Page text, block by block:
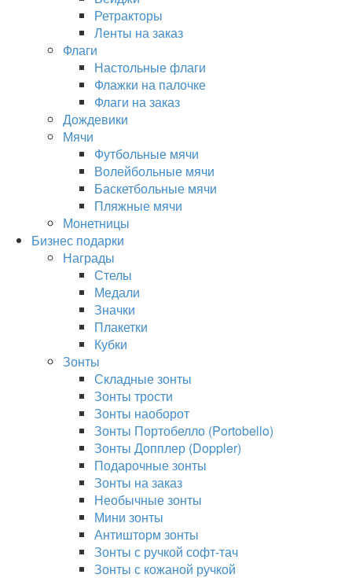
Ретракторы
Ленты на заказ
Флаги
Настольные флаги
Флажки на палочке
Флаги на заказ
Дождевики
Мячи
Футбольные мячи
Волейбольные мячи
Баскетбольные мячи
Пляжные мячи
Монетницы
Бизнес подарки
Награды
Стелы
Медали
Значки
Плакетки
Кубки
Зонты
Складные зонты
Зонты трости
Зонты наоборот
Зонты Портобелло (Portobello)
Зонты Допплер (Doppler)
Подарочные зонты
Зонты на заказ
Необычные зонты
Мини зонты
Антишторм зонты
Зонты с ручкой софт-тач
Зонты с кожаной ручкой